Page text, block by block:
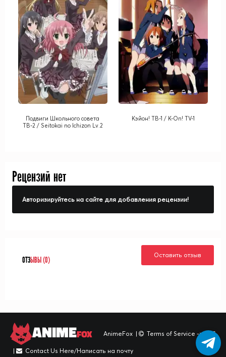
Подвиги Школьного совета
ТВ-2 / Seitokai no Ichizon Lv.2
Кэйон! ТВ-1 / K-On! TV-1
Рецензий нет
Авторизируйтесь на сайте для добавления рецензии!
ОТЗЫВЫ (0)
Оставить отзыв
ANIMEFOX AnimeFox | Terms of Service -> TOS
| Contact Us Here/Написать на почту